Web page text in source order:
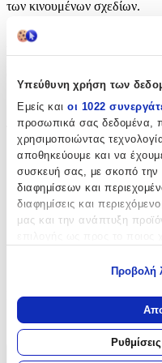
Υπεύθυνη χρήση των
Εμείς και οι 1022
προσωπικά σας δεδομένα,
χρησιμοποιώντας
αποθηκεύουμε και να
συσκευή σας, με σκοπό την
διαφημίσεων και
διαφημίσεις και
μας και την ανάπτυξη
Να συλλέξουμε
σας τοποθεσία, οι
απόσταση μερικών
Να αναγνωρίσουμε
Προβολή
των κινουμένων σχεδίων.
Χαρακτηριστικά
Κινούμενα Σχέδια
Τύπος:
Μπρελόκ
με Led:
Όχι
Κατασκευαστής:
Distrineo